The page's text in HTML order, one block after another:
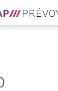
des cookies